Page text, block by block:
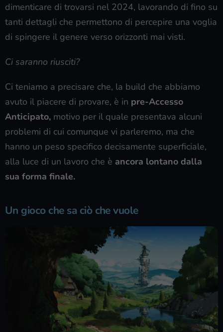
dimenticare di trovarsi nel 2024, lavorando di fino su
tanti dettagli che permettono di percepire una voglia
di spingere il genere verso orizzonti mai visti.
Ci saranno riusciti?
Ci teniamo a precisare che, la build che abbiamo
avuto il piacere di provare, è in pre-Accesso
Anticipato, motivo per il quale presentava alcuni
problemi di cui comunque vi parleremo, ma che
hanno un peso specifico decisamente superficiale,
alla luce di un lavoro che è ancora lontano dalla
sua forma finale.
Un gioco che sa ciò che vuole